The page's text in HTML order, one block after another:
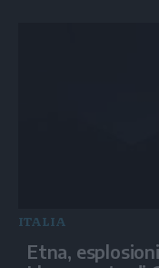
ITALIA
Etna,